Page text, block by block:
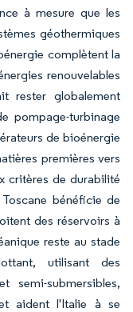
à mesure que les
géothermiques
complètent la
renouvelables
rester globalement
pompage-turbinage
de bioénergie
premières vers
critères de durabilité
bénéficie de
des réservoirs à
reste au stade
utilisant des
submersibles,
aident l'Italie à se